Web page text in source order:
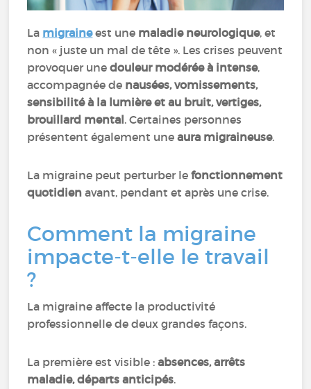
La migraineest une maladie neurologique, et
non « juste un mal de tête ». Les crises peuvent
provoquer unedouleur modérée à intense,
accompagnée de nausées, vomissements,
sensibilité à la lumière et au bruit, vertiges,
brouillard mental. Certaines personnes
présentent également uneaura migraineuse.
La migraine peut perturber lefonctionnement
quotidien avant, pendant et après une crise.
Comment la migraine
impacte-t-elle le travail
?
La migraine affecte la productivité
professionnelle de deux grandes façons.
La première est visible :absences, arrêts
maladie, départs anticipés.